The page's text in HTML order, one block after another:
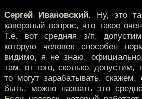
Сергей Ивановский. Ну, это
каверзный вопрос, что такое
Т.е. вот средняя з/п,
которую человек способен
видимо, я не знаю,
там, от того, сколько, допустим,
то могут зарабатывать,
быть, можно назвать это